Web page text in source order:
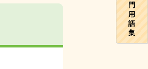
門
用
語
集